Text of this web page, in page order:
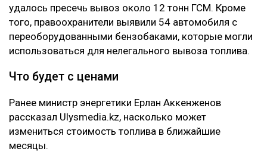
удалось пресечь вывоз около 12 тонн ГСМ. Кроме
того, правоохранители выявили 54 автомобиля с
переоборудованными бензобаками, которые могли
использоваться для нелегального вывоза топлива.
Что будет с ценами
Ранее министр энергетики Ерлан Аккенженов
рассказал Ulysmedia.kz, насколько может
измениться стоимость топлива в ближайшие
месяцы.